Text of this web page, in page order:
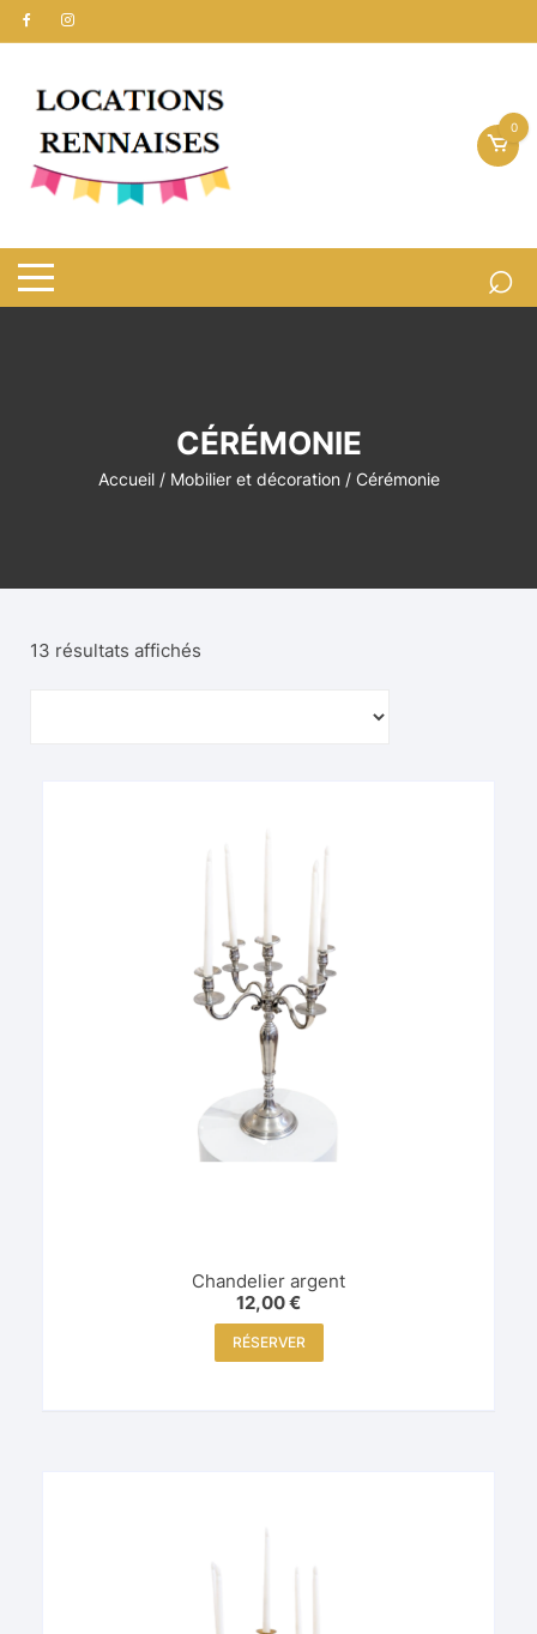
Aller
au
0
CÉRÉMONIE
Accueil/ Mobilier et décoration/ Cérémonie
13 résultats affichés
Chandelier argent
12,00€
RÉSERVER